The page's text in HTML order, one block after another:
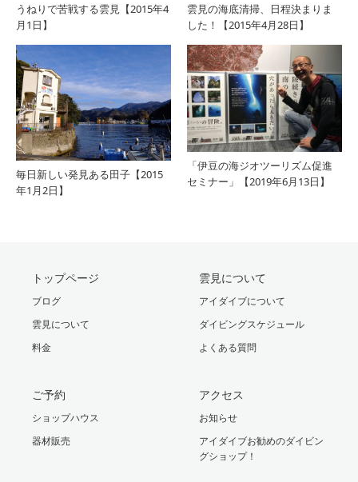
うねりで苦戦する雲見【2015年4
月1日】
雲見の海底清掃、日程決まりま
した！【2015年4月28日】
毎日新しい発見ある田子【2015
年1月2日】
「伊豆の海ジオツーリズム促進
セミナー」【2019年6月13日】
トップページ
ブログ
雲見について
料金
雲見について
アイダイブについて
ダイビングスケジュール
よくある質問
ご予約
ショップハウス
器材販売
アクセス
お知らせ
アイダイブお勧めのダイビン
グショップ！